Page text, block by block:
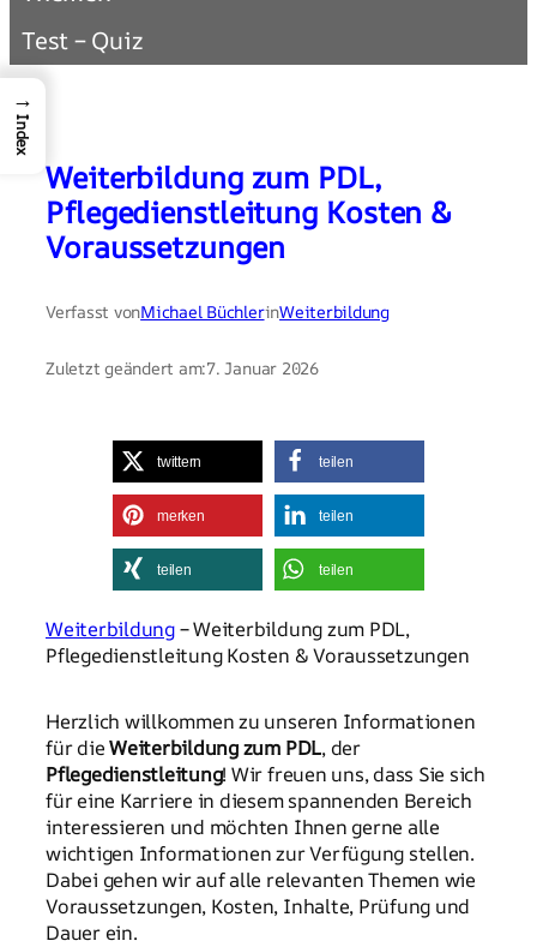
Test – Quiz
Weiterbildung zum PDL,
Pflegedienstleitung Kosten &
Voraussetzungen
Verfasst vonMichael BüchlerinWeiterbildung
Zuletzt geändert am:7. Januar 2026
twittern teilen
merken teilen
teilen teilen
Weiterbildung– Weiterbildung zum PDL,
Pflegedienstleitung Kosten & Voraussetzungen
Herzlich willkommen zu unseren Informationen
für dieWeiterbildung zum PDL, der
Pflegedienstleitung! Wir freuen uns, dass Sie sich
für eine Karriere in diesem spannenden Bereich
interessieren und möchten Ihnen gerne alle
wichtigen Informationen zur Verfügung stellen.
Dabei gehen wir auf alle relevanten Themen wie
Voraussetzungen, Kosten, Inhalte, Prüfung und
Dauer ein.
→
Index